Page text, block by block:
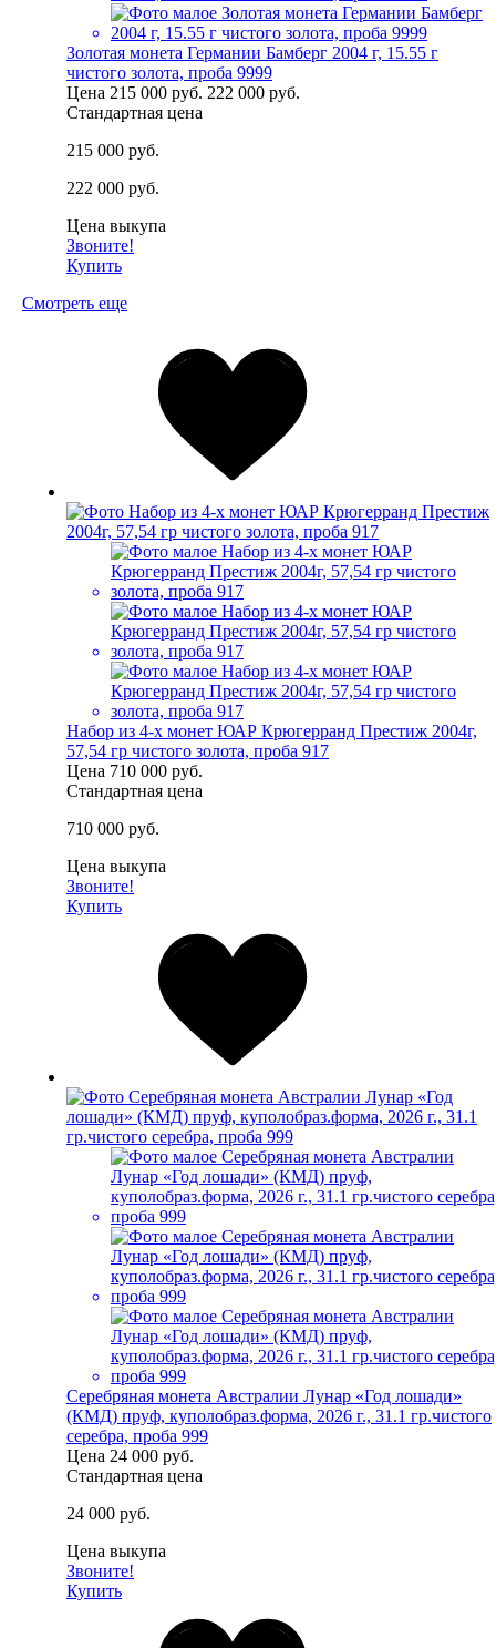
Золотая монета Германии Бамберг 2004 г, 15.55 г
чистого золота, проба 9999
Цена 215 000 руб. 222 000 руб.
Стандартная цена
215 000 руб.
222 000 руб.
Цена выкупа
Звоните!
Купить
Смотреть еще
Набор из 4-х монет ЮАР Крюгерранд Престиж 2004г,
57,54 гр чистого золота, проба 917
Цена 710 000 руб.
Стандартная цена
710 000 руб.
Цена выкупа
Звоните!
Купить
Серебряная монета Австралии Лунар «Год лошади»
(КМД) пруф, куполобраз.форма, 2026 г., 31.1 гр.чистого
серебра, проба 999
Цена 24 000 руб.
Стандартная цена
24 000 руб.
Цена выкупа
Звоните!
Купить